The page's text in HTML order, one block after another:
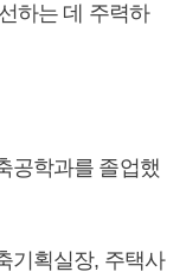
하는 데 주력하
공학과를 졸업했
기획실장, 주택사